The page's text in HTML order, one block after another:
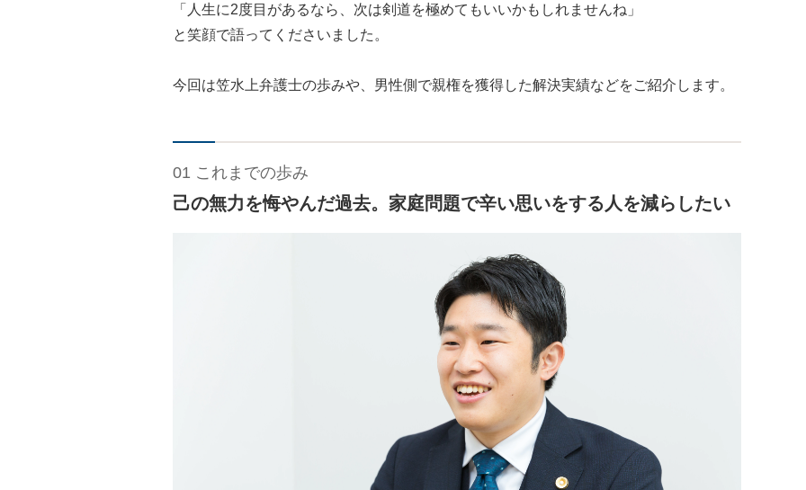
「人生に2度目があるなら、次は剣道を極めてもいいかもしれませんね」
と笑顔で語ってくださいました。
今回は笠水上弁護士の歩みや、男性側で親権を獲得した解決実績などをご紹介します。
01 これまでの歩み
己の無力を悔やんだ過去。家庭問題で辛い思いをする人を減らしたい